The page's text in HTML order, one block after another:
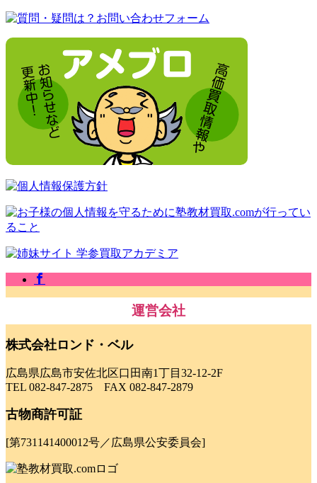
運営会社
株式会社ロンド・ベル
広島県広島市安佐北区口田南1丁目32-12-2F
TEL 082-847-2875 FAX 082-847-2879
古物商許可証
[第731141400012号／広島県公安委員会]